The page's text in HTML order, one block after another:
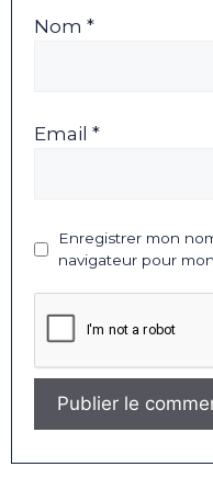
Nom *
Email *
Enregistrer mon
navigateur pour